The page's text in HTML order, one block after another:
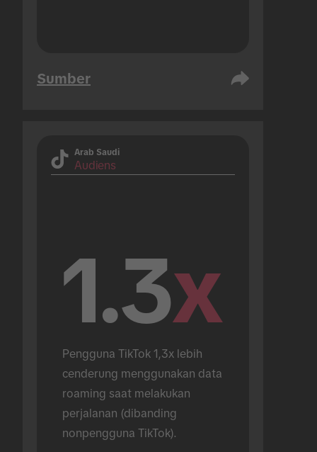
Sumber
Arab Saudi
Audiens
1.3x
Pengguna TikTok 1,3x lebih
cenderung menggunakan data
roaming saat melakukan
perjalanan (dibanding
nonpengguna TikTok).